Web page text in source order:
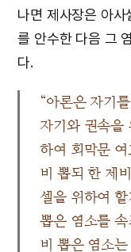
나면 제사장은 아사
를 안수한 다음 그
다.
“아론은 자기
자기와 권속을
하여 회막문
비 뽑되 한 제
셀을 위하여
뽑은 염소를
비 뽑은 염소